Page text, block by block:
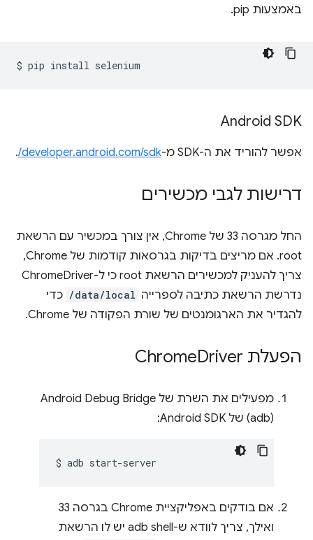
באמצעות pip.
$ pip install
Android SDK
אפשר להוריד את ה-SDK מ- developer.android.com/sdk/
.
דרישות לגבי מכשירים
החל מגרסה 33 של Chrome, אין צורך במכשיר עם הרשאת
root. אם מריצים בדיקות בגרסאות קודמות של Chrome,
צריך להעניק למכשירים הרשאת root כי ל-ChromeDriver
נדרשת הרשאת כתיבה לספרייה /data/local כדי
להגדיר את הארגומנטים של שורת הפקודה של Chrome.
הפעלת Chrome Driver
(adb) של Android SDK:
$ adb
אם בודקים באפליקציית Chrome בגרסה 33
ואילך, צריך לוודא ש-adb shell יש לו הרשאת